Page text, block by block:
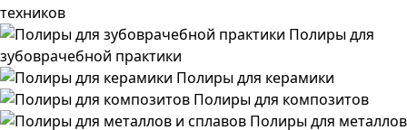
техников
Полиры для
зубоврачебной практики
Полиры для керамики
Полиры для композитов
Полиры для металлов